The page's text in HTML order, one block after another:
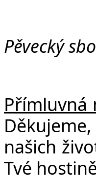
Pěvecký
Přímluvná
našich
Tvé